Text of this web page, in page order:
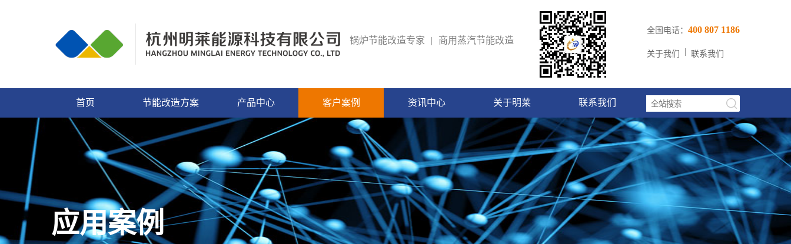
锅炉节能改造专家 | 商用蒸汽节能改造
全国电话： 400 807 1186
关于我们 联系我们
首页 节能改造方案 产品中心 客户案例 资讯中心 关于明莱 联系我们
应用案例